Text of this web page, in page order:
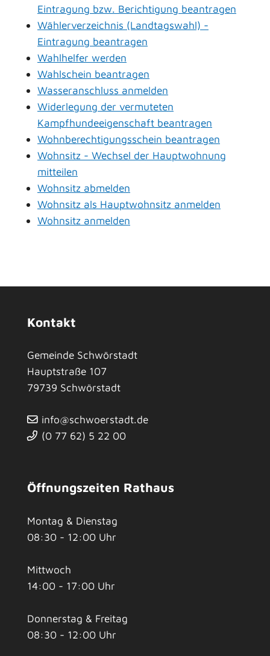
Eintragung bzw. Berichtigung beantragen
Wählerverzeichnis (Landtagswahl) -
Eintragung beantragen
Wahlhelfer werden
Wahlschein beantragen
Wasseranschluss anmelden
Widerlegung der vermuteten
Kampfhundeeigenschaft beantragen
Wohnberechtigungsschein beantragen
Wohnsitz - Wechsel der Hauptwohnung
mitteilen
Wohnsitz abmelden
Wohnsitz als Hauptwohnsitz anmelden
Wohnsitz anmelden
Kontakt
Gemeinde Schwörstadt
Hauptstraße 107
79739 Schwörstadt
info@schwoerstadt.de
(0 77 62) 5 22 00
Öffnungszeiten Rathaus
Montag & Dienstag
08:30 - 12:00 Uhr
Mittwoch
14:00 - 17:00 Uhr
Donnerstag & Freitag
08:30 - 12:00 Uhr